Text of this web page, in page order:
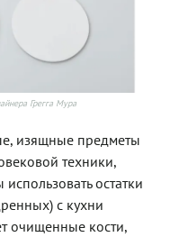
Грегга Мура
изящные предметы
техники,
остатки
с кухни
очищенные кости,